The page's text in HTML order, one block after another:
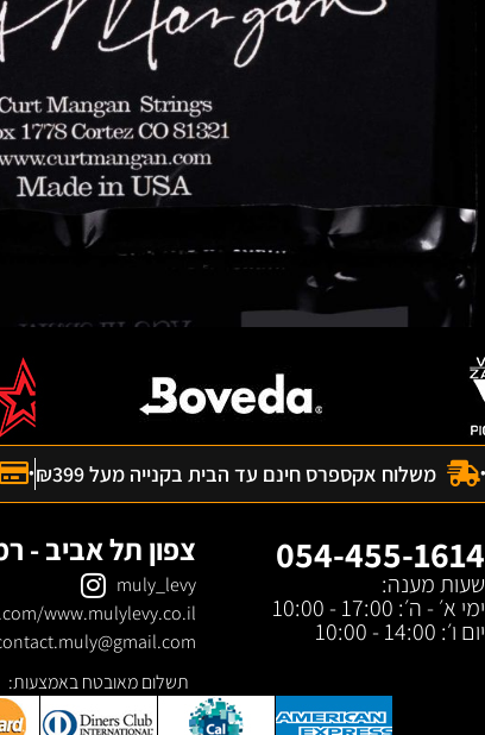
משלוח אקספרס חינם עד הבית בקנייה מעל ₪399
054-455-1614
שעות מענה:
ימי א׳ - ה׳: 17:00 - 10:00
יום ו׳: 14:00 - 10:00
צפון תל אביב -
muly_levy
www.mulylevy.co.il
תשלום מאובטח באמצעות: